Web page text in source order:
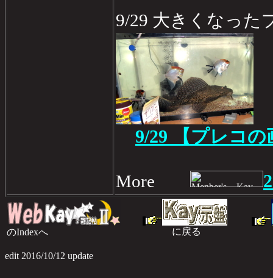
9/29 大きくなった
9/29 【プレコの
More
のIndexへ に戻る
edit 2016/10/12 update